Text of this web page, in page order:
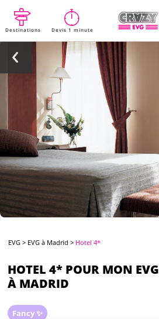
Destinations Devis 1 minute
EVG > EVG à Madrid > Hotel 4*
HOTEL 4* POUR MON EVG
À MADRID
Fancy ✨